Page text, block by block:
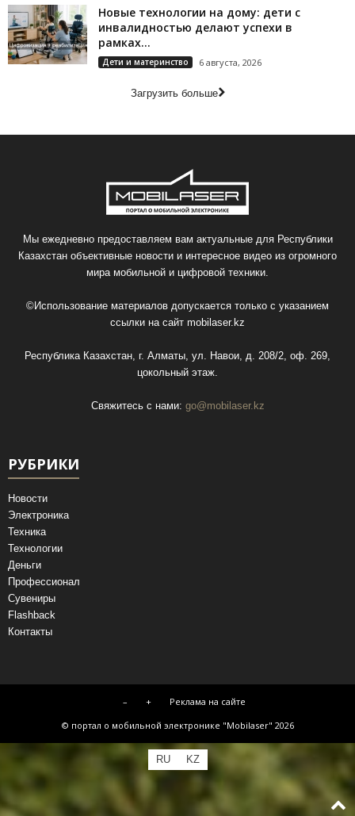
Новые технологии на дому: дети с
инвалидностью делают успехи в
рамках...
Дети и материнство 6 августа, 2026
Загрузить больше
Мы ежедневно предоставляем вам актуальные для Республики
Казахстан объективные новости и интересное видео из огромного
мира мобильной и цифровой техники.
©Использование материалов допускается только с указанием
ссылки на сайт mobilaser.kz
Республика Казахстан, г. Алматы, ул. Навои, д. 208/2, оф. 269,
цокольный этаж.
Свяжитесь с нами: go@mobilaser.kz
РУБРИКИ
Новости
Электроника
Техника
Технологии
Деньги
Профессионал
Сувениры
Flashback
Контакты
– +
Реклама на сайте
© портал о мобильной электронике "Mobilaser" 2026
RU KZ